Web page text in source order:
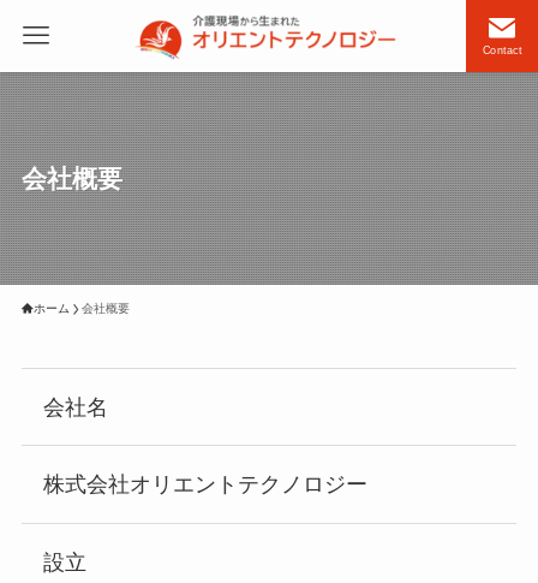
Contact
会社概要
ホーム 会社概要
会社名
株式会社オリエントテクノロジー
設立